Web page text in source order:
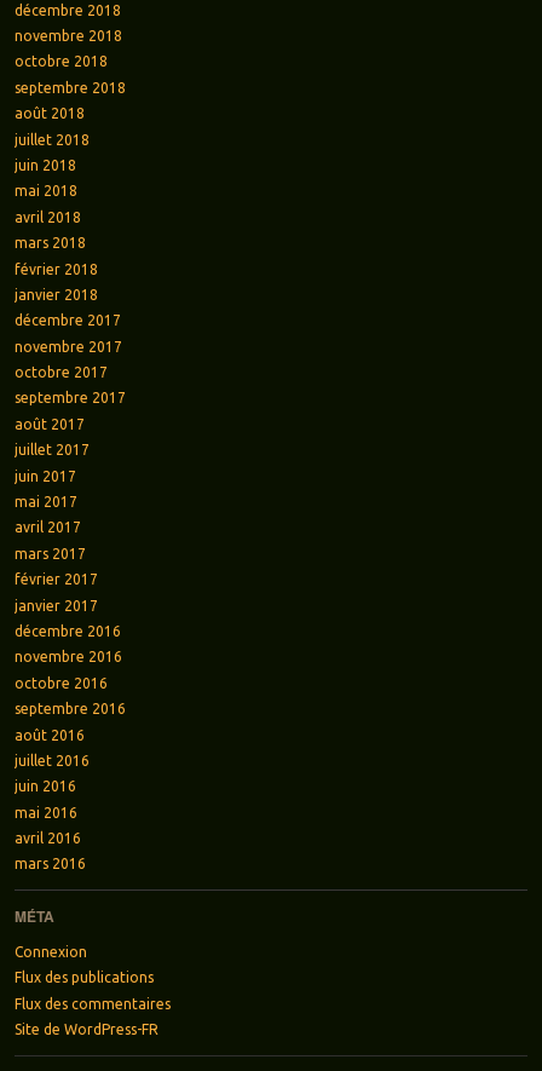
décembre 2018
novembre 2018
octobre 2018
septembre 2018
août 2018
juillet 2018
juin 2018
mai 2018
avril 2018
mars 2018
février 2018
janvier 2018
décembre 2017
novembre 2017
octobre 2017
septembre 2017
août 2017
juillet 2017
juin 2017
mai 2017
avril 2017
mars 2017
février 2017
janvier 2017
décembre 2016
novembre 2016
octobre 2016
septembre 2016
août 2016
juillet 2016
juin 2016
mai 2016
avril 2016
mars 2016
MÉTA
Connexion
Flux des publications
Flux des commentaires
Site de WordPress-FR